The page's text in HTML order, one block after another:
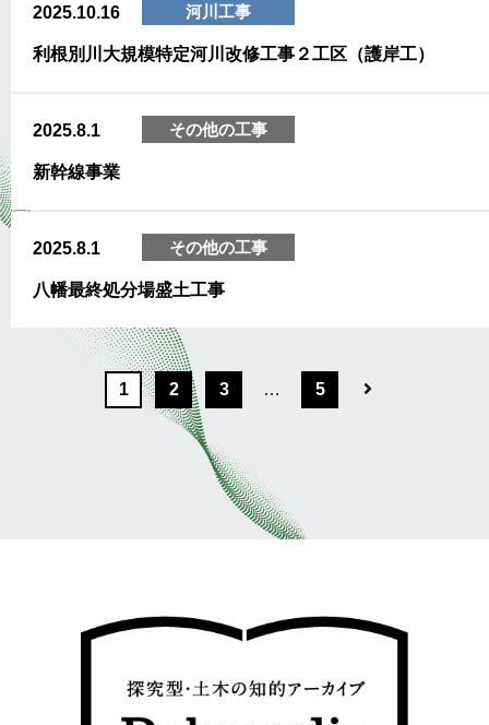
2025.10.16 河川工事
利根別川大規模特定河川改修工事２工区（護岸工）
2025.8.1 その他の工事
新幹線事業
2025.8.1 その他の工事
八幡最終処分場盛土工事
1 2 3 … 5